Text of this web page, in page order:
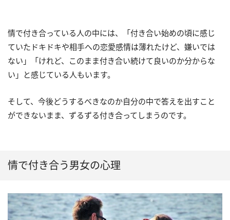
情で付き合っている人の中には、「付き合い始めの頃に感じ
ていたドキドキや相手への恋愛感情は薄れたけど、嫌いでは
ない」「けれど、このまま付き合い続けて良いのか分からな
い」と感じている人もいます。
そして、今後どうするべきなのか自分の中で答えを出すこと
ができないまま、ずるずる付き合ってしまうのです。
情で付き合う男女の心理